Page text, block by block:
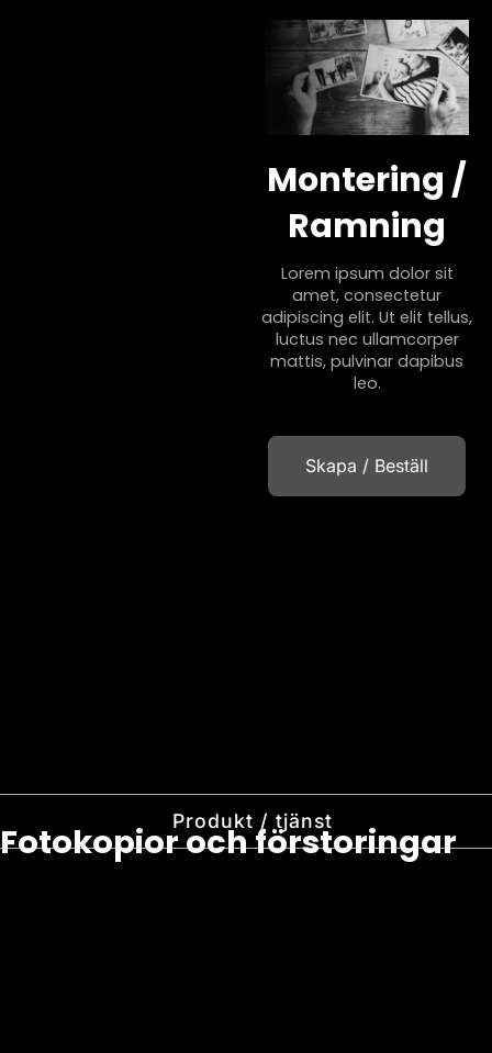
Montering /
Ramning
Lorem ipsum dolor sit
amet, consectetur
adipiscing elit. Ut elit tellus,
luctus nec ullamcorper
mattis, pulvinar dapibus
leo.
Skapa / Beställ
Produkt / tjänst
Fotokopior och förstoringar